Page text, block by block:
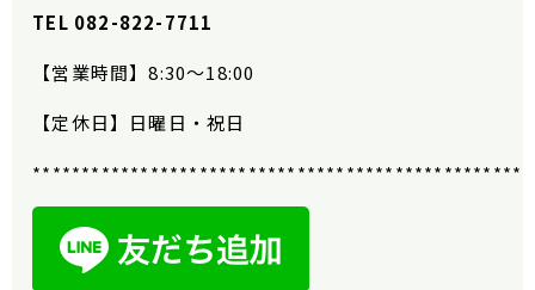
TEL 082-822-7711
【営業時間】8:30〜18:00
【定休日】日曜日・祝日